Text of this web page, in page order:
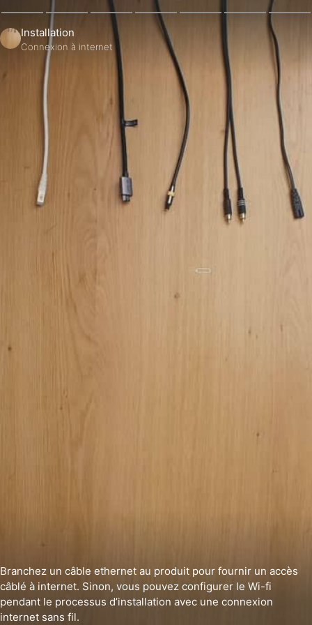
Installation
Connexion à internet
Branchez un câble ethernet au produit pour fournir un accès
câblé à internet. Sinon, vous pouvez configurer le Wi-fi
pendant le processus d’installation avec une connexion
internet sans fil.